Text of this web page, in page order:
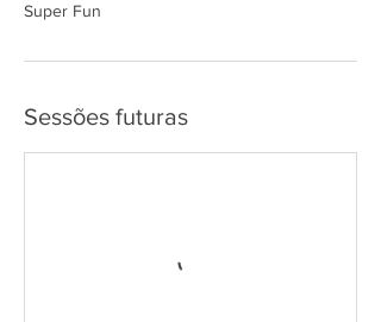
Super Fun
Sessões futuras